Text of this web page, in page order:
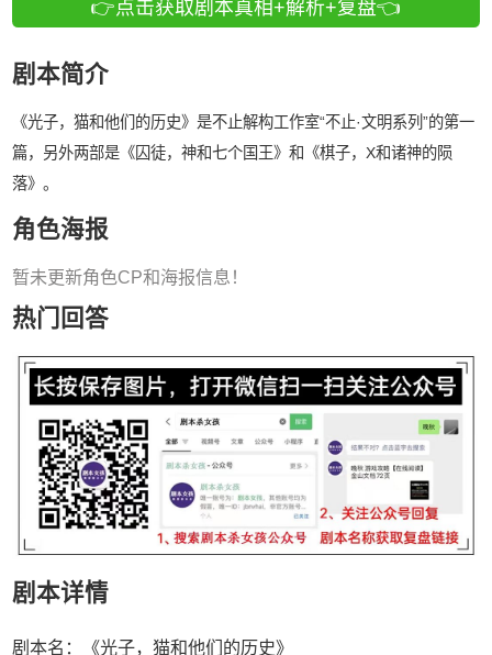
👉点击获取剧本真相+解析+复盘👈
剧本简介
《光子，猫和他们的历史》是不止解构工作室“不止·文明系列”的第一
篇，另外两部是《囚徒，神和七个国王》和《棋子，X和诸神的陨
落》。
角色海报
暂未更新角色CP和海报信息！
热门回答
剧本详情
剧本名：《光子，猫和他们的历史》